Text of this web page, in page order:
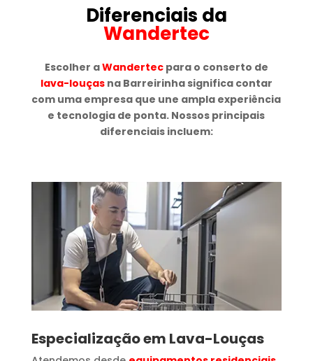
Diferenciais da
Wandertec
Escolher aWandertecpara o conserto de
lava-louçasna Barreirinha significa contar
com uma empresa que une ampla experiência
e tecnologia de ponta. Nossos principais
diferenciais incluem:
Especialização em Lava-Louças